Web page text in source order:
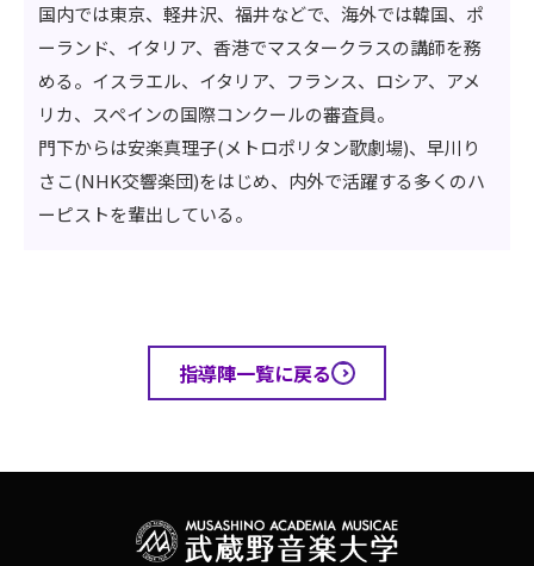
国内では東京、軽井沢、福井などで、海外では韓国、ポ
ーランド、イタリア、香港でマスタークラスの講師を務
める。イスラエル、イタリア、フランス、ロシア、アメ
リカ、スペインの国際コンクールの審査員。
門下からは安楽真理子(メトロポリタン歌劇場)、早川り
さこ(NHK交響楽団)をはじめ、内外で活躍する多くのハ
ーピストを輩出している。
指導陣一覧に戻る